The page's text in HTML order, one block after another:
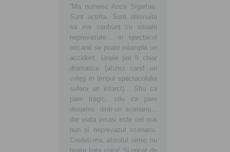
“Ma numesc Anca Sigartau.
Sunt actrita. Sunt obisnuita
sa ma confrunt cu situatii
neprevazute... in spectacol
oricand se poate intampla un
accident. Unele pot fi chiar
dramatice (atunci cand un
coleg in timpul spectacolului
sufera un infarct)... Stiu ca
pare tragic, stiu ca pare
desprins dintr-un scenariu...
dar viata insasi este cel mai
bun si neprevazut scenariu.
Credeti-ma, absolut nimic nu
poate bate viata! Si oricat de